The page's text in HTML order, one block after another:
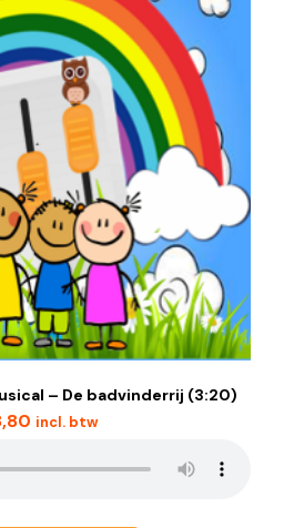
– De badvinderrij (3:20)
incl. btw